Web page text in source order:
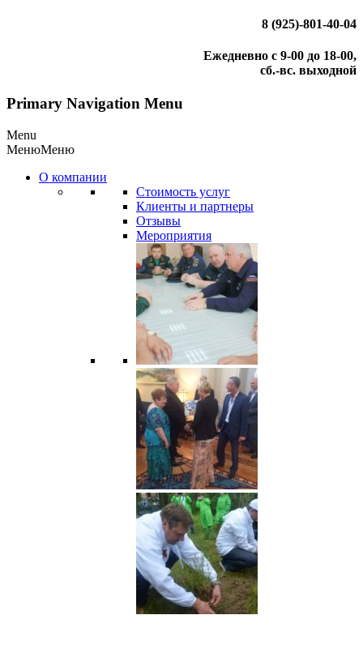
8 (925)-801-40-04
Ежедневно с 9-00 до 18-00,
сб.-вс. выходной
Primary Navigation Menu
Menu
МенюМеню
О компании
Стоимость услуг
Клиенты и партнеры
Отзывы
Мероприятия